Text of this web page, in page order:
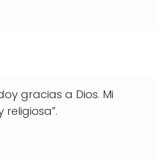
gracias a Dios. Mi